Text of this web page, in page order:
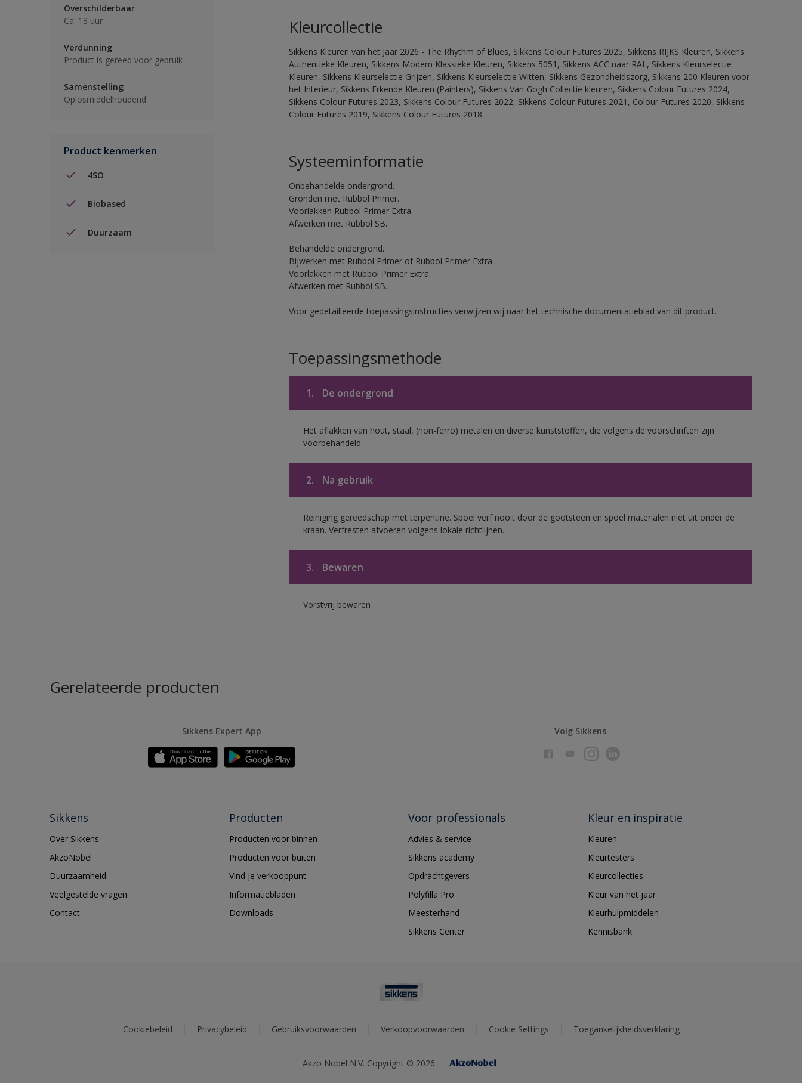
Overschilderbaar
Ca. 18 uur
Verdunning
Product is gereed voor gebruik
Samenstelling
Oplosmiddelhoudend
Product kenmerken
4SO
Biobased
Duurzaam
Kleurcollectie
Sikkens Kleuren van het Jaar 2026 - The Rhythm of Blues, Sikkens Colour Futures 2025, Sikkens RIJKS Kleuren, Sikkens
Authentieke Kleuren, Sikkens Modern Klassieke Kleuren, Sikkens 5051, Sikkens ACC naar RAL, Sikkens Kleurselectie
Kleuren, Sikkens Kleurselectie Grijzen, Sikkens Kleurselectie Witten, Sikkens Gezondheidszorg, Sikkens 200 Kleuren voor
het Interieur, Sikkens Erkende Kleuren (Painters), Sikkens Van Gogh Collectie kleuren, Sikkens Colour Futures 2024,
Sikkens Colour Futures 2023, Sikkens Colour Futures 2022, Sikkens Colour Futures 2021, Colour Futures 2020, Sikkens
Colour Futures 2019, Sikkens Colour Futures 2018
Systeeminformatie
Onbehandelde ondergrond.
Gronden met Rubbol Primer.
Voorlakken Rubbol Primer Extra.
Afwerken met Rubbol SB.
Behandelde ondergrond.
Bijwerken met Rubbol Primer of Rubbol Primer Extra.
Voorlakken met Rubbol Primer Extra.
Afwerken met Rubbol SB.
Voor gedetailleerde toepassingsinstructies verwijzen wij naar het technische documentatieblad van dit product.
Toepassingsmethode
1. De ondergrond
Het aflakken van hout, staal, (non-ferro) metalen en diverse kunststoffen, die volgens de voorschriften zijn
voorbehandeld.
2. Na gebruik
Reiniging gereedschap met terpentine. Spoel verf nooit door de gootsteen en spoel materialen niet uit onder de
kraan. Verfresten afvoeren volgens lokale richtlijnen.
3. Bewaren
Vorstvrij bewaren
Gerelateerde producten
Sikkens Expert App Volg Sikkens
Sikkens
Over Sikkens
AkzoNobel
Duurzaamheid
Veelgestelde vragen
Contact
Producten
Producten voor binnen
Producten voor buiten
Vind je verkooppunt
Informatiebladen
Downloads
Voor professionals
Advies & service
Sikkens academy
Opdrachtgevers
Polyfilla Pro
Meesterhand
Sikkens Center
Kleur en inspiratie
Kleuren
Kleurtesters
Kleurcollecties
Kleur van het jaar
Kleurhulpmiddelen
Kennisbank
Cookiebeleid Privacybeleid Gebruiksvoorwaarden Verkoopvoorwaarden Cookie Settings Toegankelijkheidsverklaring
Akzo Nobel N.V. Copyright © 2026